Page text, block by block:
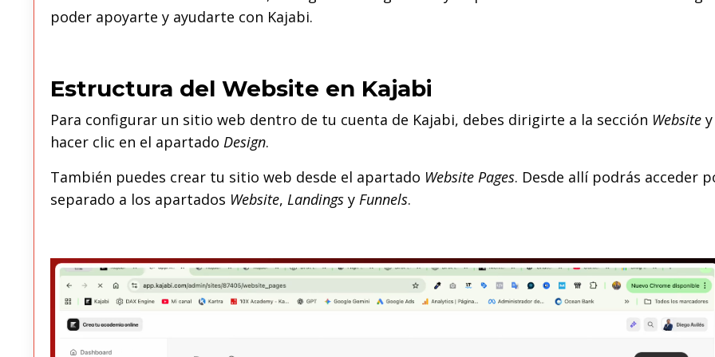
poder apoyarte y ayudarte con Kajabi.
Estructura del Website en Kajabi
Para configurar un sitio web dentro de tu cuenta de Kajabi, debes dirigirte a la sección Website
hacer clic en el apartado Design.
También puedes crear tu sitio web desde el apartado Website Pages. Desde allí podrás acceder
separado a los apartados Website, Landings y Funnels.